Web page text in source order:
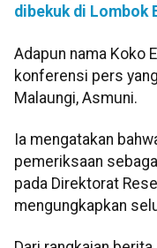
dibekuk di Lombok
Adapun nama Koko
konferensi pers
Malaungi, Asmuni.
Ia mengatakan
pemeriksaan
pada Direktorat
mengungkapkan